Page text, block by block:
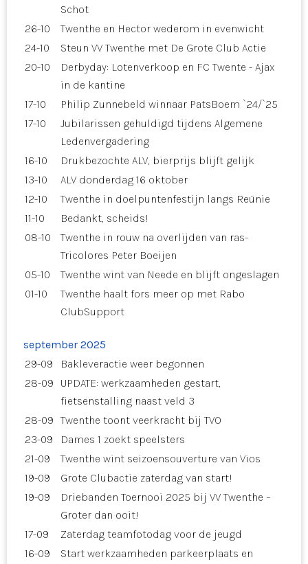
Schot
26-10
Twenthe en Hector wederom in evenwicht
24-10
Steun VV Twenthe met De Grote Club Actie
20-10
Derbyday: Lotenverkoop en FC Twente - Ajax
in de kantine
17-10
Philip Zunnebeld winnaar PatsBoem `24/`25
17-10
Jubilarissen gehuldigd tijdens Algemene
Ledenvergadering
16-10
Drukbezochte ALV, bierprijs blijft gelijk
13-10
ALV donderdag 16 oktober
12-10
Twenthe in doelpuntenfestijn langs Reünie
11-10
Bedankt, scheids!
08-10
Twenthe in rouw na overlijden van ras-
Tricolores Peter Boeijen
05-10
Twenthe wint van Neede en blijft ongeslagen
01-10
Twenthe haalt fors meer op met Rabo
ClubSupport
september 2025
29-09
Bakleveractie weer begonnen
28-09
UPDATE: werkzaamheden gestart,
fietsenstalling naast veld 3
28-09 Twenthe toont veerkracht bij TVO
23-09
Dames 1 zoekt speelsters
21-09
Twenthe wint seizoensouverture van Vios
19-09
Grote Clubactie zaterdag van start!
19-09
Driebanden Toernooi 2025 bij VV Twenthe –
Groter dan ooit!
17-09
Zaterdag teamfotodag voor de jeugd
16-09
Start werkzaamheden parkeerplaats en